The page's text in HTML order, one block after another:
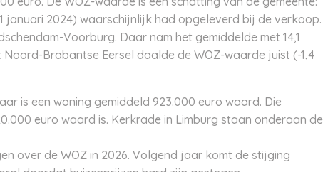
2024) waarschijnlijk had opgeleverd bij de verkoop.
Voorburg. Daar nam het gemiddelde met 14,1
Brabantse Eersel daalde de WOZ-waarde juist (-1,4
is een woning gemiddeld 923.000 euro waard. Die
euro waard is. Kerkrade in Limburg staan onderaan de
over de WOZ in 2026. Volgend jaar komt de stijging